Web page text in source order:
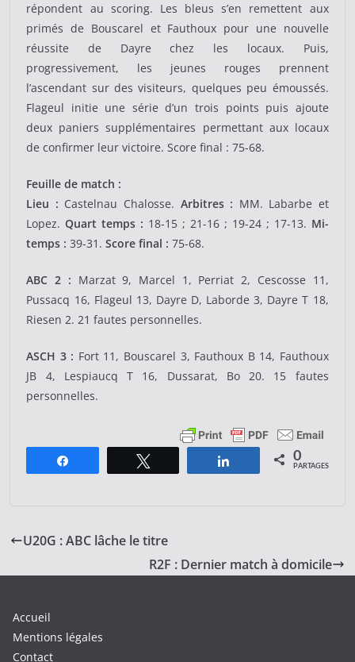
répondent au scoring. Les bleus s’en remettent aux
primés de Bouscarel et Fauthoux pour une nouvelle
réussite de Dayre chez les locaux. Puis,
progressivement, les jeunes rouges prennent
l’ascendant sur des visiteurs, quelques peu émoussés.
Flageul initie une série d’un trois points puis ajoute
deux paniers supplémentaires permettant aux locaux
de confirmer leur victoire. Score final : 75-68.
Feuille de match :
Lieu : Castelnau Chalosse. Arbitres : MM. Labarbe et
Lopez.Quart temps : 18-15 ; 21-16 ; 19-24 ; 17-13. Mi-
temps : 39-31.Score final : 75-68.
ABC 2 : Marzat 9, Marcel 1, Perriat 2, Cescosse 11,
Pussacq 16, Flageul 13, Dayre D, Laborde 3, Dayre T 18,
Riesen 2. 21 fautes personnelles.
ASCH 3 : Fort 11, Bouscarel 3, Fauthoux B 14, Fauthoux
JB 4, Lespiaucq T 16, Dussarat, Bo 20. 15 fautes
personnelles.
Partagez 0
PARTAGES
U20G : ABC lâche le titre
R2F : Dernier match à domicile
Accueil
Mentions légales
Contact